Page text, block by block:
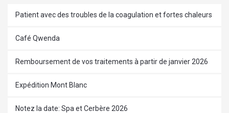
Patient avec des troubles de la coagulation et fortes chaleurs
Café Qwenda
Remboursement de vos traitements à partir de janvier 2026
Expédition Mont Blanc
Notez la date: Spa et Cerbère 2026